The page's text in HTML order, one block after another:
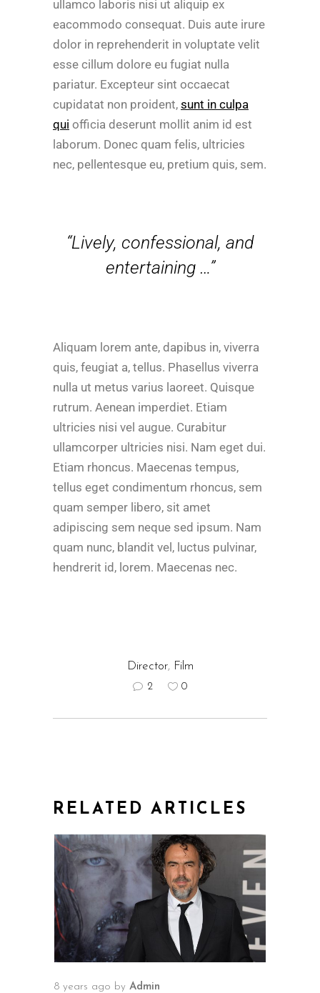
ullamco laboris nisi ut aliquip ex
eacommodo consequat. Duis aute irure
dolor in reprehenderit in voluptate velit
esse cillum dolore eu fugiat nulla
pariatur. Excepteur sint occaecat
cupidatat non proident, sunt in culpa
qui officia deserunt mollit anim id est
laborum. Donec quam felis, ultricies
nec, pellentesque eu, pretium quis, sem.
“Lively, confessional, and
entertaining …”
Aliquam lorem ante, dapibus in, viverra
quis, feugiat a, tellus. Phasellus viverra
nulla ut metus varius laoreet. Quisque
rutrum. Aenean imperdiet. Etiam
ultricies nisi vel augue. Curabitur
ullamcorper ultricies nisi. Nam eget dui.
Etiam rhoncus. Maecenas tempus,
tellus eget condimentum rhoncus, sem
quam semper libero, sit amet
adipiscing sem neque sed ipsum. Nam
quam nunc, blandit vel, luctus pulvinar,
hendrerit id, lorem. Maecenas nec.
Director, Film
2 0
RELATED ARTICLES
8 years ago by Admin